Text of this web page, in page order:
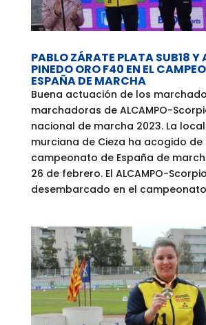
PABLO ZÁRATE PLATA SUB18 Y
PINEDO ORO F40 EN EL
ESPAÑA DE MARCHA
Buena actuación de los
marchadoras de ALCAMPO-
nacional de marcha 2023. La
murciana de Cieza ha acogido de
campeonato de España de
26 de febrero. El ALCAMPO-
desembarcado en el